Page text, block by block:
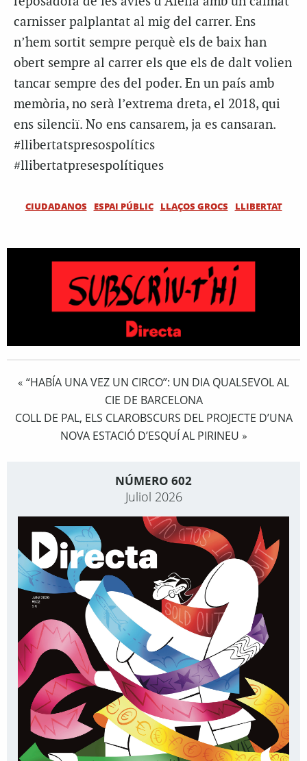
carnisser palplantat al mig del carrer. Ens
n’hem sortit sempre perquè els de baix han
obert sempre al carrer els que els de dalt volien
tancar sempre des del poder. En un país amb
memòria, no serà l’extrema dreta, el 2018, qui
ens silenciï. No ens cansarem, ja es cansaran.
#llibertatspresospolítics
#llibertatpresespolítiques
CIUDADANOS ESPAI PÚBLIC LLAÇOS GROCS LLIBERTAT
« “HABÍA UNA VEZ UN CIRCO”: UN DIA QUALSEVOL AL
CIE DE BARCELONA
COLL DE PAL, ELS CLAROBSCURS DEL PROJECTE D’UNA
NOVA ESTACIÓ D’ESQUÍ AL PIRINEU »
NÚMERO 602
Juliol 2026